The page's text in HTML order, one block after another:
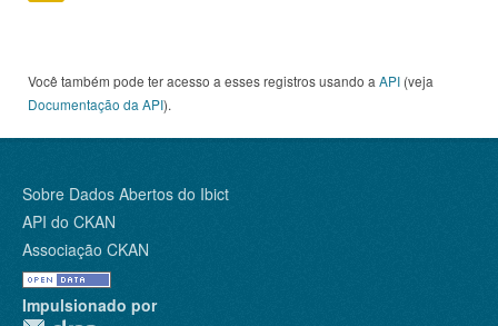
Você também pode ter acesso a esses registros usando a API (veja
Documentação da API).
Sobre Dados Abertos do Ibict
API do CKAN
Associação CKAN
Impulsionado por